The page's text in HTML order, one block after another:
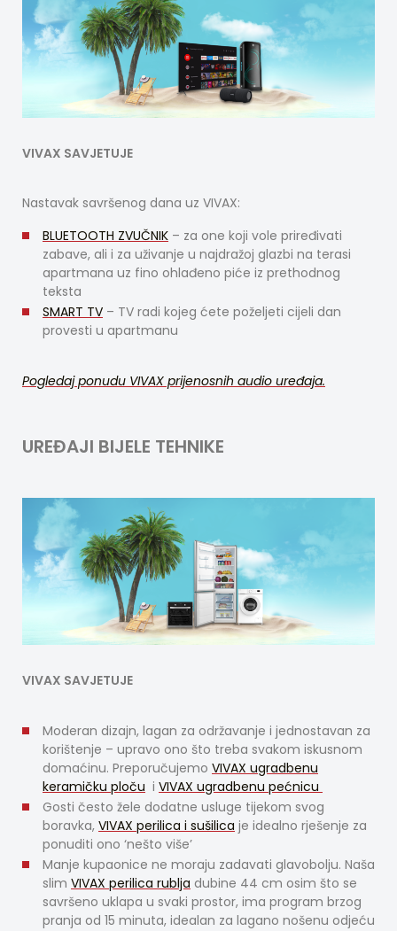
VIVAX SAVJETUJE
Nastavak savršenog dana uz VIVAX:
BLUETOOTH ZVUČNIK – za one koji vole priređivati
zabave, ali i za uživanje u najdražoj glazbi na terasi
apartmana uz fino ohlađeno piće iz prethodnog
teksta
SMART TV – TV radi kojeg ćete poželjeti cijeli dan
provesti u apartmanu
Pogledaj ponudu VIVAX prijenosnih audio uređaja.
UREĐAJI BIJELE TEHNIKE
VIVAX SAVJETUJE
Moderan dizajn, lagan za održavanje i jednostavan za
korištenje – upravo ono što treba svakom iskusnom
domaćinu. Preporučujemo VIVAX ugradbenu
keramičku ploču i VIVAX ugradbenu pećnicu
Gosti često žele dodatne usluge tijekom svog
boravka, VIVAX perilica i sušilica je idealno rješenje za
ponuditi ono ‘nešto više’
Manje kupaonice ne moraju zadavati glavobolju. Naša
slim VIVAX perilica rublja dubine 44 cm osim što se
savršeno uklapa u svaki prostor, ima program brzog
pranja od 15 minuta, idealan za lagano nošenu odjeću